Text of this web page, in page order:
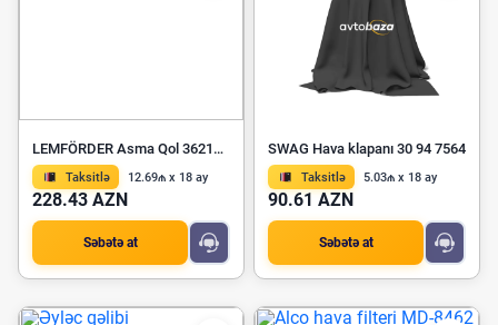
LEMFÖRDER Asma Qol 36214 01
Taksitlə 12.69₼ x 18 ay
228.43 AZN
Səbətə at
SWAG Hava klapanı 30 94 7564
Taksitlə 5.03₼ x 18 ay
90.61 AZN
Səbətə at